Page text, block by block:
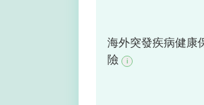
海外突發疾病健康
險
i